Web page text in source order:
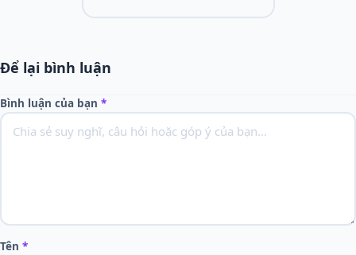
Để lại bình luận
Bình luận của bạn *
Tên *